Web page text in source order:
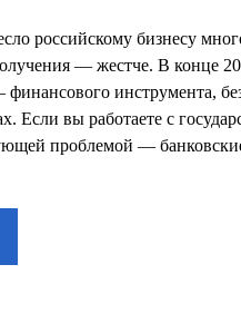
российскому бизнесу
— жестче. В конце
инструмента,
Если вы работаете с
проблемой —